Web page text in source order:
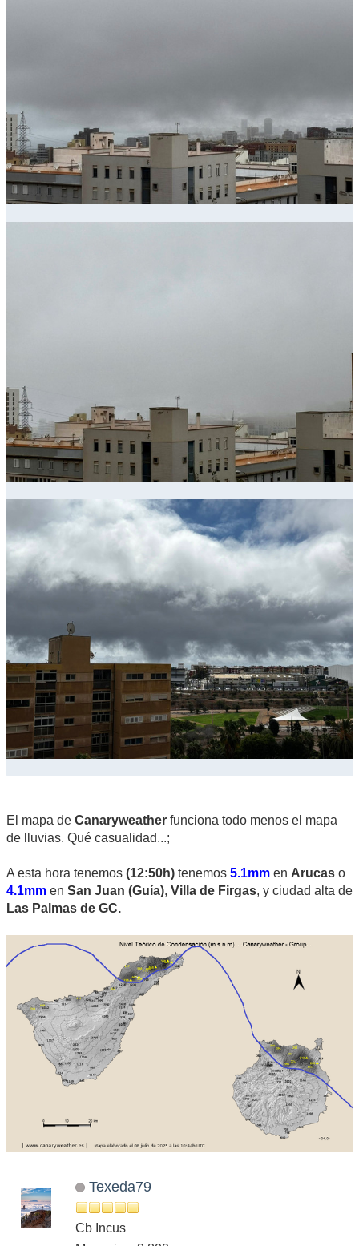
El mapa de Canaryweather funciona todo menos el mapa
de lluvias. Qué casualidad...;
A esta hora tenemos (12:50h) tenemos 5.1mm en Arucas o
4.1mm en San Juan (Guía), Villa de Firgas, y ciudad alta de
Las Palmas de GC.
Texeda79
Cb Incus